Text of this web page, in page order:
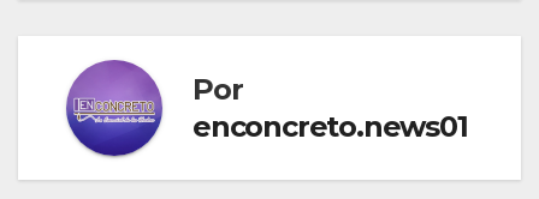
Por
enconcreto.news01